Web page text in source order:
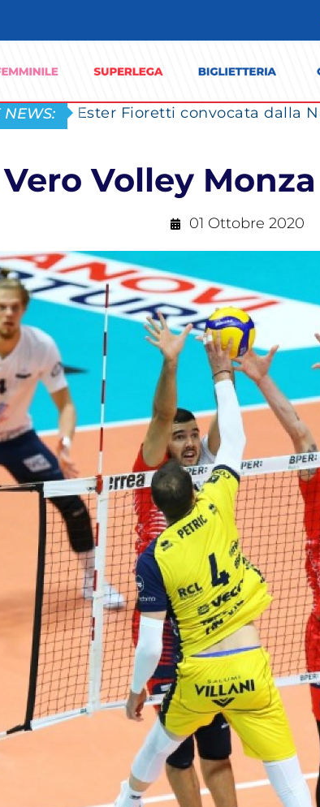
NEWS: Ester Fioretti convocata dalla
Volley
01 Ottobre 2020